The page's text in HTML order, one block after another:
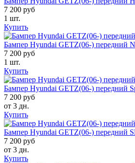
7 200 руб
1 шт.
Купить
Бампер Hyundai GETZ(06-) передний
7 200 руб
1 шт.
Купить
Бампер Hyundai GETZ(06-) передний
7 200 руб
от 3 дн.
Купить
Бампер Hyundai GETZ(06-) передний
7 200 руб
от 3 дн.
Купить